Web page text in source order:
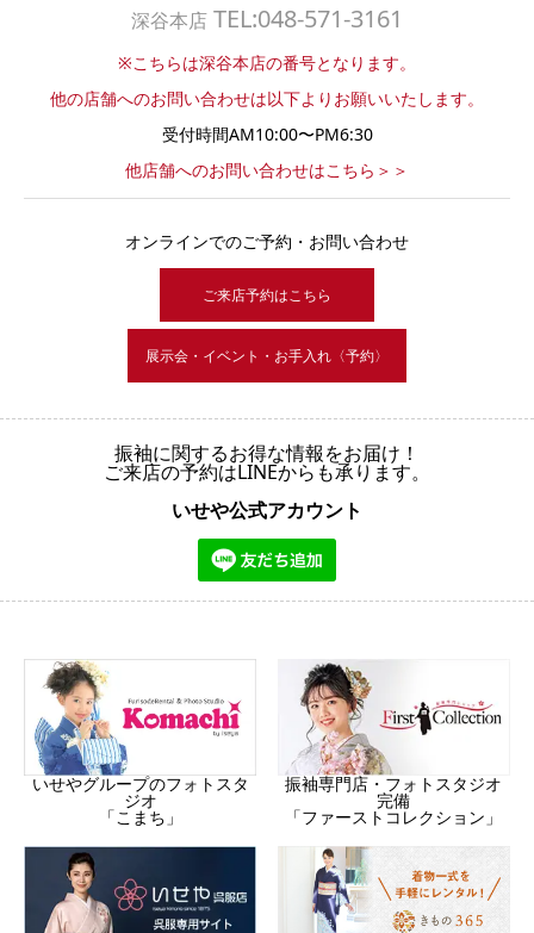
深谷本店 TEL:048-571-3161
※こちらは深谷本店の番号となります。
他の店舗へのお問い合わせは以下よりお願いいたします。
受付時間AM10:00〜PM6:30
他店舗へのお問い合わせはこちら＞＞
オンラインでのご予約・お問い合わせ
ご来店予約はこちら
展示会・イベント・お手入れ〈予約〉
振袖に関するお得な情報をお届け！
ご来店の予約はLINEからも承ります。
いせや公式アカウント
いせやグループのフォトスタ
ジオ
「こまち」
振袖専門店・フォトスタジオ
完備
「ファーストコレクション」